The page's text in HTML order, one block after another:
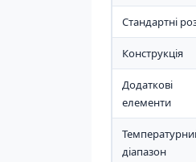
Стандартні
Конструкція
Додаткові
елементи
діапазон